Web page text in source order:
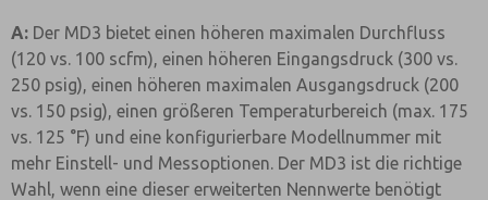
A: Der MD3 bietet einen höheren maximalen Durchfluss
(120 vs. 100 scfm), einen höheren Eingangsdruck (300 vs.
250 psig), einen höheren maximalen Ausgangsdruck (200
vs. 150 psig), einen größeren Temperaturbereich (max. 175
vs. 125 °F) und eine konfigurierbare Modellnummer mit
mehr Einstell- und Messoptionen. Der MD3 ist die richtige
Wahl, wenn eine dieser erweiterten Nennwerte benötigt